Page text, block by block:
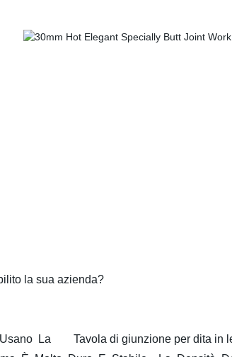
la sua azienda?
La Tavola di giunzione per dita in